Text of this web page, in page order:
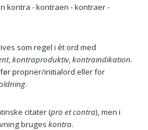
kontra - kontraen - kontraer -
som regel i ét ord med
,kontraproduktiv,kontraindikation.
proprier/initialord eller for
.
citater (pro et contra), men i
bruges kontra.